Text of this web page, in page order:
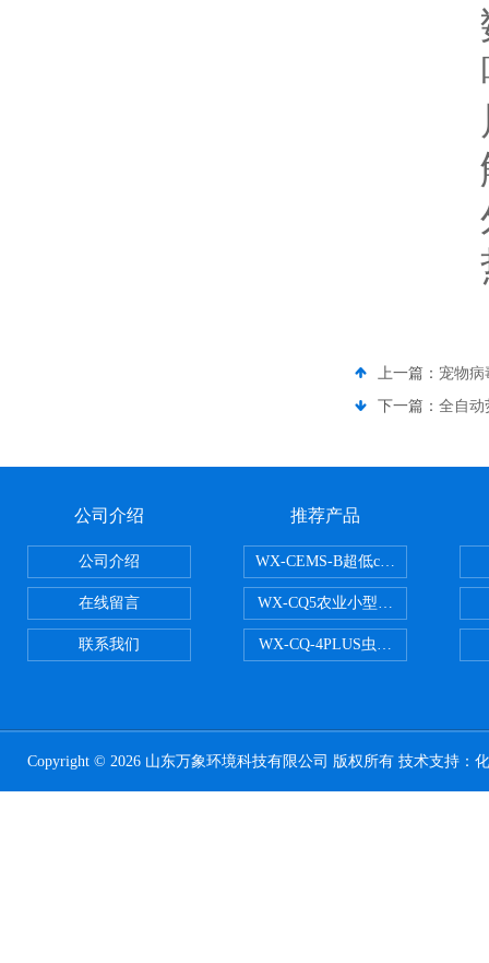
数
噪
屏
触
外
热
上一篇： 宠物病
下一篇： 全自动
公司介绍
公司介绍
在线留言
联系我们
推荐产品
WX-CEMS-B超低cems烟气监测系
WX-CQ5农业小型气象站
WX-CQ-4PLUS虫情测报灯
Copyright © 2026 山东万象环境科技有限公司 版权所有 技术支持：